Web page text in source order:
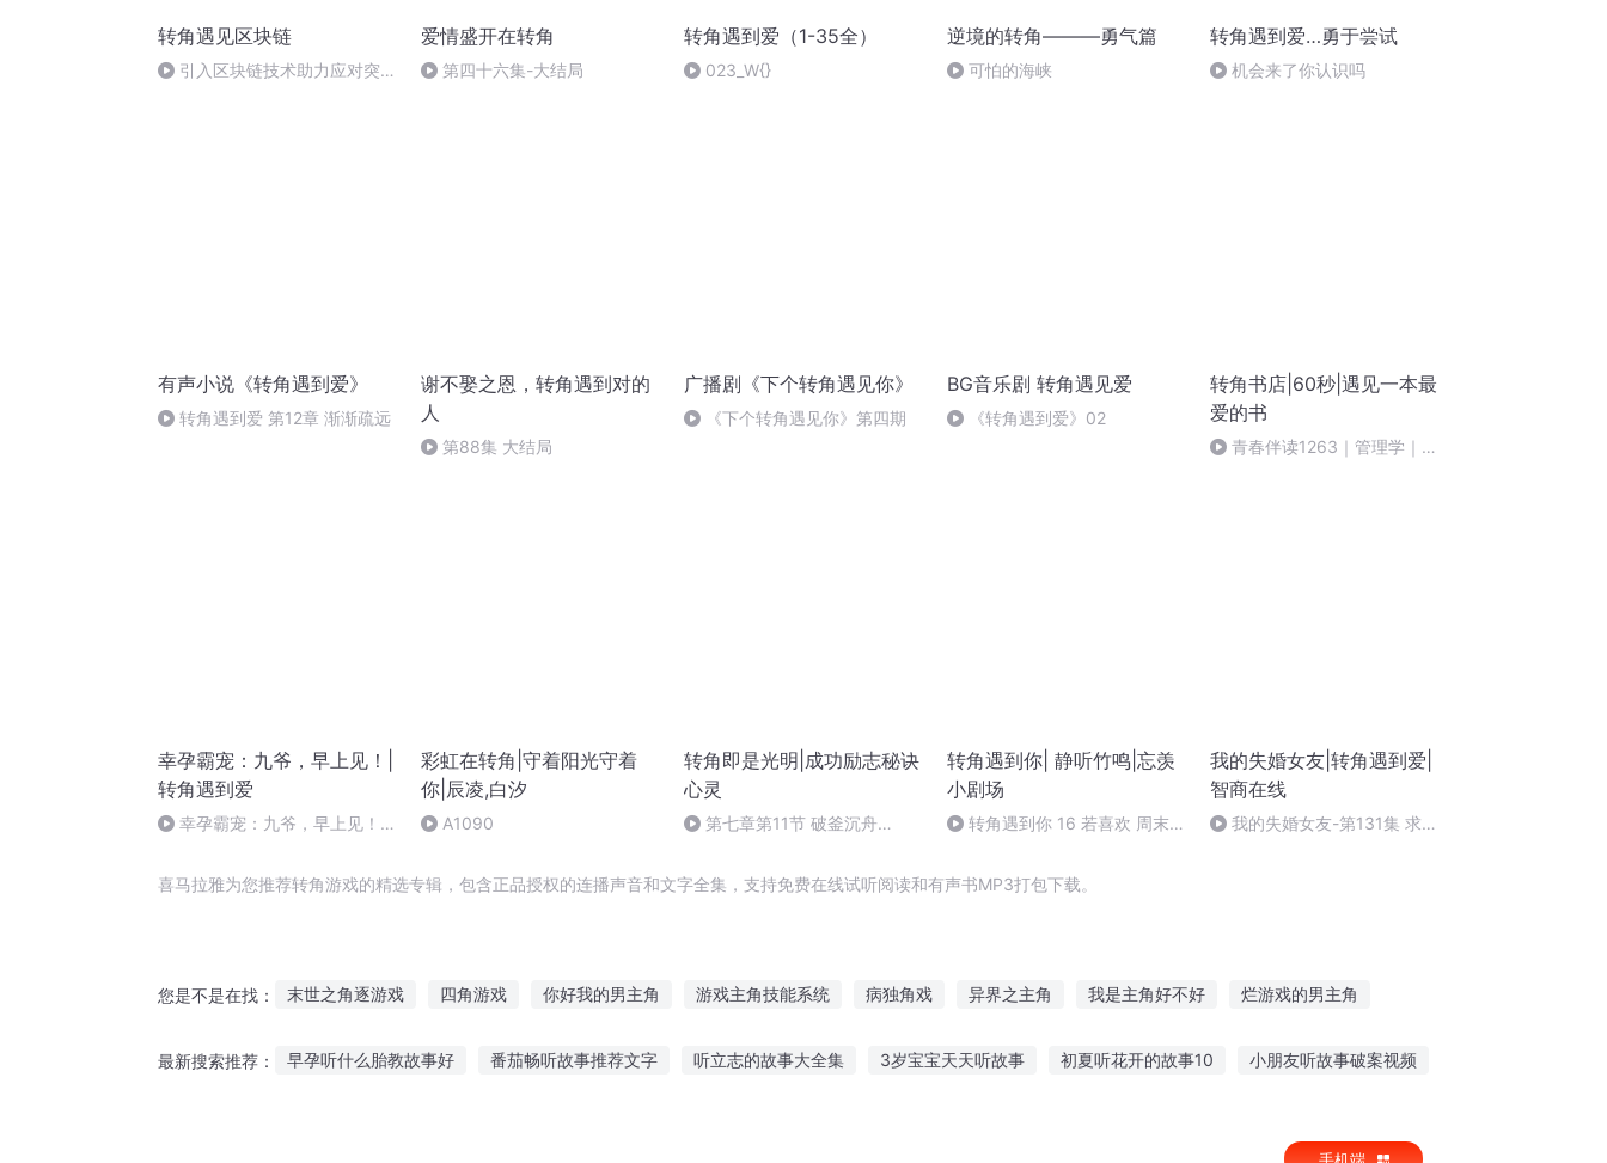
转角遇见区块链
引入区块链技术助力应对突发
爱情盛开在转角
第四十六集-大结局
转角遇到爱（1-35全）
023_W{}
逆境的转角———勇气篇
可怕的海峡
转角遇到爱…勇于尝试
机会来了你认识吗
有声小说《转角遇到爱》
转角遇到爱 第12章 渐渐疏远
谢不娶之恩，转角遇到对的
人
第88集 大结局
广播剧《下个转角遇见你》
《下个转角遇见你》第四期
BG音乐剧 转角遇见爱
《转角遇到爱》02
转角书店|60秒|遇见一本最
爱的书
青春伴读1263｜管理学｜乐
幸孕霸宠：九爷，早上见！|
转角遇到爱
幸孕霸宠：九爷，早上见！
彩虹在转角|守着阳光守着
你|辰凌,白汐
A1090
转角即是光明|成功励志秘诀
心灵
第七章第11节 破釜沉舟
转角遇到你| 静听竹鸣|忘羡
小剧场
转角遇到你 16 若喜欢 周末可
我的失婚女友|转角遇到爱|
智商在线
我的失婚女友-第131集 求婚
喜马拉雅为您推荐转角游戏的精选专辑，包含正品授权的连播声音和文字全集，支持免费在线试听阅读和有声书MP3打包下载。
您是不是在找： 末世之角逐游戏 四角游戏 你好我的男主角 游戏主角技能系统 病独角戏 异界之主角 我是主角好不好 烂游戏的男主角
最新搜索推荐： 早孕听什么胎教故事好 番茄畅听故事推荐文字 听立志的故事大全集 3岁宝宝天天听故事 初夏听花开的故事10 小朋友听故事破案视频